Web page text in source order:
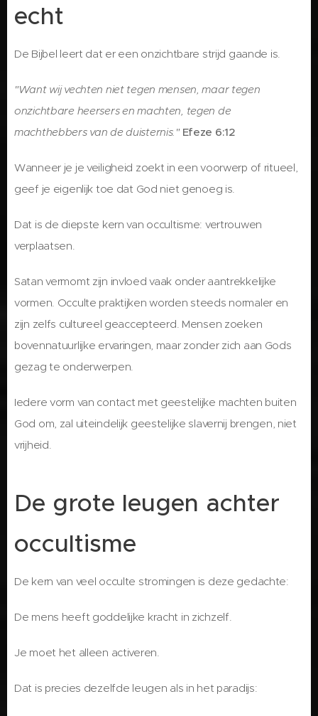
echt
De Bijbel leert dat er een onzichtbare strijd gaande is.
"Want wij vechten niet tegen mensen, maar tegen
onzichtbare heersers en machten, tegen de
machthebbers van de duisternis." Efeze 6:12
Wanneer je je veiligheid zoekt in een voorwerp of ritueel,
geef je eigenlijk toe dat God niet genoeg is.
Dat is de diepste kern van occultisme: vertrouwen
verplaatsen.
Satan vermomt zijn invloed vaak onder aantrekkelijke
vormen. Occulte praktijken worden steeds normaler en
zijn zelfs cultureel geaccepteerd. Mensen zoeken
bovennatuurlijke ervaringen, maar zonder zich aan Gods
gezag te onderwerpen.
Iedere vorm van contact met geestelijke machten buiten
God om, zal uiteindelijk geestelijke slavernij brengen, niet
vrijheid.
De grote leugen achter
occultisme
De kern van veel occulte stromingen is deze gedachte:
De mens heeft goddelijke kracht in zichzelf.
Je moet het alleen activeren.
Dat is precies dezelfde leugen als in het paradijs: